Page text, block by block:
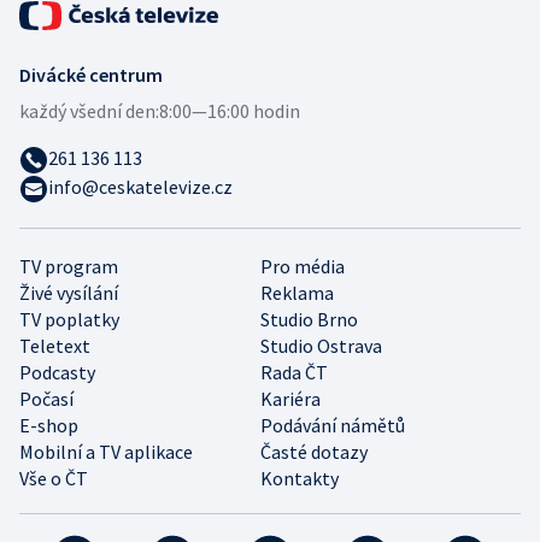
TV program
Pro média
Živé vysílání
Reklama
TV poplatky
Studio Brno
Teletext
Studio Ostrava
Podcasty
Rada ČT
Počasí
Kariéra
E-shop
Podávání námětů
Mobilní a TV aplikace
Časté dotazy
Vše o ČT
Kontakty
Divácké centrum
každý všední den:8:00—16:00 hodin
261 136 113
info@ceskatelevize.cz